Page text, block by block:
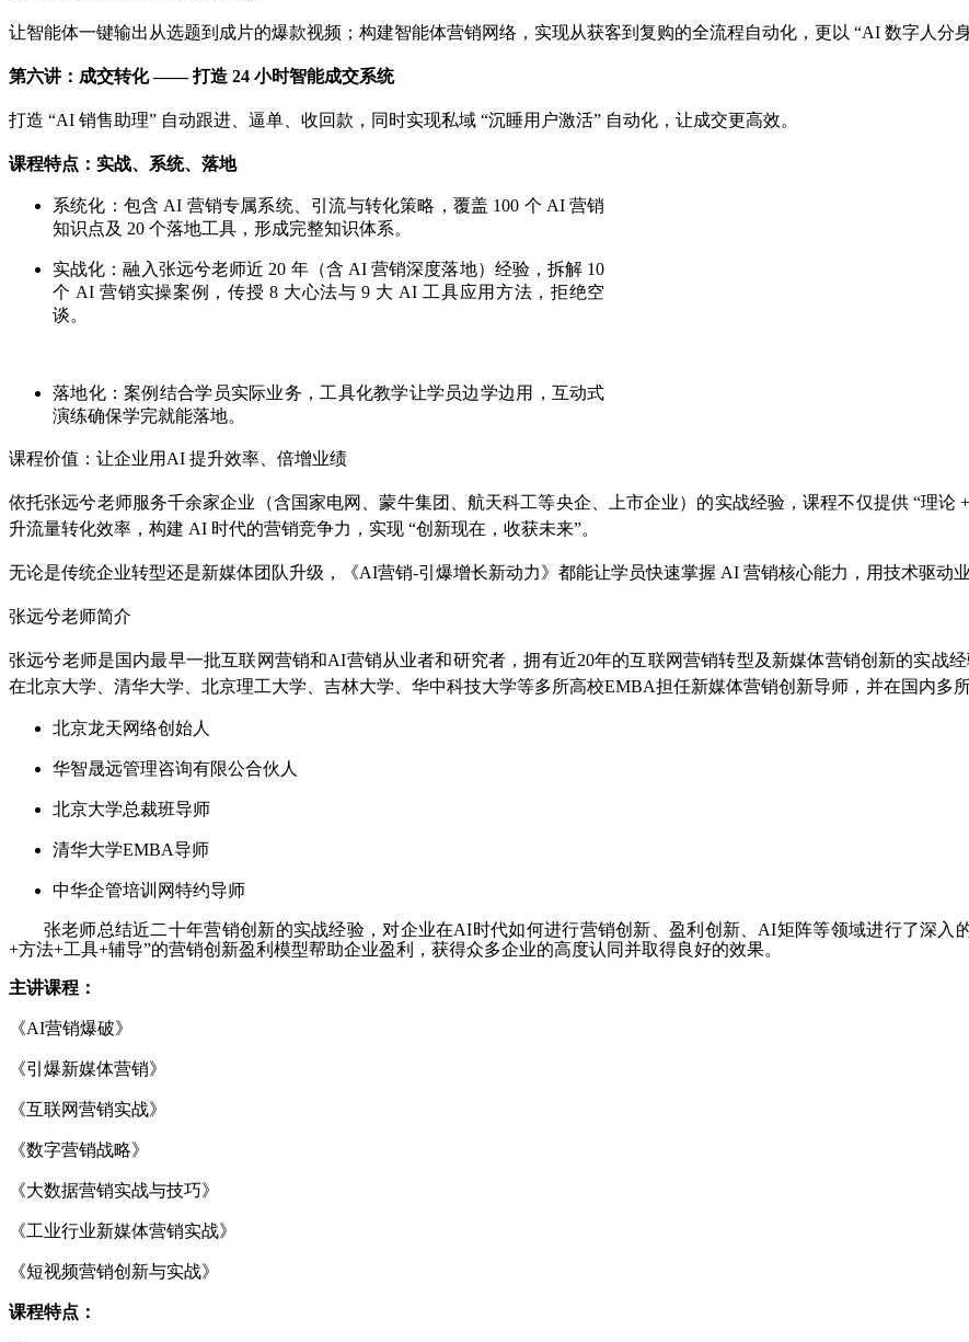
让智能体一键输出从选题到成片的爆款视频；构建智能体营销网络，实现从获客到复购的全流程自动化，更以 “AI 数字人分
第六讲：成交转化 —— 打造 24 小时智能成交系统
打造 “AI 销售助理” 自动跟进、逼单、收回款，同时实现私域 “沉睡用户激活” 自动化，让成交更高效。
课程特点：实战、系统、落地
系统化：包含 AI 营销专属系统、引流与转化策略，覆盖 100 个 AI 营销
知识点及 20 个落地工具，形成完整知识体系。
实战化：融入张远兮老师近 20 年（含 AI 营销深度落地）经验，拆解 10
个 AI 营销实操案例，传授 8 大心法与 9 大 AI 工具应用方法，拒绝空
谈。
落地化：案例结合学员实际业务，工具化教学让学员边学边用，互动式
演练确保学完就能落地。
课程价值：让企业用AI 提升效率、倍增业绩
依托张远兮老师服务千余家企业（含国家电网、蒙牛集团、航天科工等央企、上市企业）的实战经验，课程不仅提供 “理论
升流量转化效率，构建 AI 时代的营销竞争力，实现 “创新现在，收获未来”。
无论是传统企业转型还是新媒体团队升级，《AI营销-引爆增长新动力》都能让学员快速掌握 AI 营销核心能力，用技术驱动业
张远兮老师简介
张远兮老师是国内最早一批互联网营销和AI营销从业者和研究者，拥有近20年的互联网营销转型及新媒体营销创新的实战
在北京大学、清华大学、北京理工大学、吉林大学、华中科技大学等多所高校EMBA担任新媒体营销创新导师，并在国内多
北京龙天网络创始人
华智晟远管理咨询有限公合伙人
北京大学总裁班导师
清华大学EMBA导师
中华企管培训网特约导师
张老师总结近二十年营销创新的实战经验，对企业在AI时代如何进行营销创新、盈利创新、AI矩阵等领域进行了深入
+方法+工具+辅导”的营销创新盈利模型帮助企业盈利，获得众多企业的高度认同并取得良好的效果。
主讲课程：
《AI营销爆破》
《引爆新媒体营销》
《互联网营销实战》
《数字营销战略》
《大数据营销实战与技巧》
《工业行业新媒体营销实战》
《短视频营销创新与实战》
课程特点：